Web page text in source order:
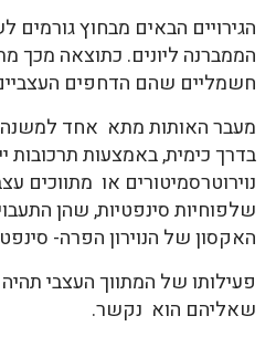
הגירויים הבאים מבחוץ גורמים
הממברנה ליונים. כתוצאה מכך
חשמליים שהם הדחפים
מעבר האותות מתא אחד
בדרך כימית, באמצעות תרכובות
נוירוטרסמיטורים או מתווכים
שלפוחיות סינפטיות, שהן
האקסון של הנוירון הפרה-
פעילותו של המתווך העצבי
שאליהם הוא נקשר.